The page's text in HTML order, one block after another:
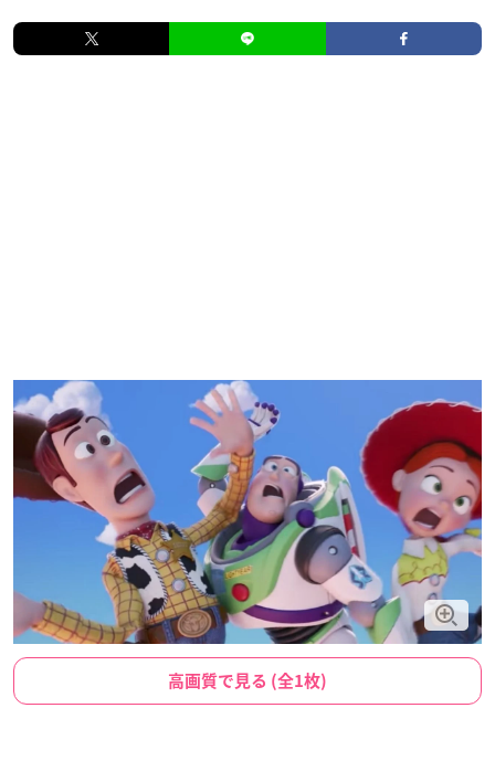
高画質で見る (全1枚)